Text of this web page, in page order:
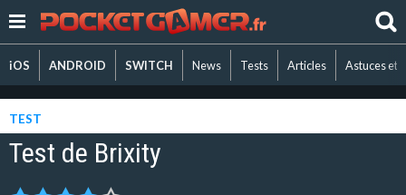
iOS ANDROID SWITCH News Tests Articles Astuces et
TEST
Test de Brixity